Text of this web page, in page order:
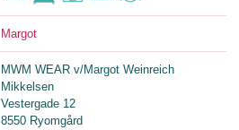
Margot
MWM WEAR v/Margot Weinreich
Mikkelsen
Vestergade 12
8550 Ryomgård